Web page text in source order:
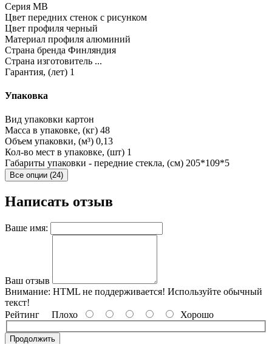
Серия MB
Цвет передних стенок с рисунком
Цвет профиля черный
Материал профиля алюминий
Страна бренда Финляндия
Страна изготовитель ...
Гарантия, (лет) 1
Упаковка
Вид упаковки картон
Масса в упаковке, (кг) 48
Объем упаковки, (м³) 0,13
Кол-во мест в упаковке, (шт) 1
Габариты упаковки - передние стекла, (см) 205*109*5
Все опции (24)
Написать отзыв
Ваше имя:
Ваш отзыв
Внимание: HTML не поддерживается! Используйте обычный
текст!
Рейтинг Плохо Хорошо
Продолжить